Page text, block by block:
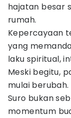
hajatan besar
rumah.
Kepercayaan
yang
laku spiritual,
Meski begitu,
mulai
Suro bukan
momentum